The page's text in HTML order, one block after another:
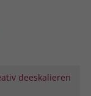
deeskalieren